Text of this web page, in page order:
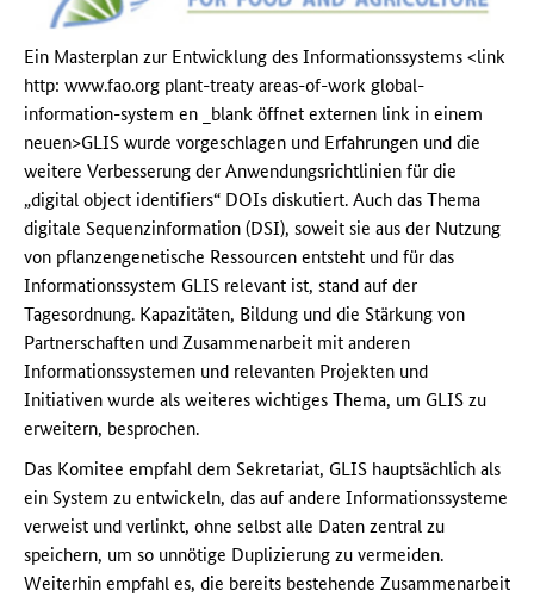
Ein Masterplan zur Entwicklung des Informationssystems <link
http: www.fao.org plant-treaty areas-of-work global-
information-system en _blank öffnet externen link in einem
neuen>GLIS wurde vorgeschlagen und Erfahrungen und die
weitere Verbesserung der Anwendungsrichtlinien für die
„digital object identifiers“ DOIs diskutiert. Auch das Thema
digitale Sequenzinformation (DSI), soweit sie aus der Nutzung
von pflanzengenetische Ressourcen entsteht und für das
Informationssystem GLIS relevant ist, stand auf der
Tagesordnung. Kapazitäten, Bildung und die Stärkung von
Partnerschaften und Zusammenarbeit mit anderen
Informationssystemen und relevanten Projekten und
Initiativen wurde als weiteres wichtiges Thema, um GLIS zu
erweitern, besprochen.
Das Komitee empfahl dem Sekretariat, GLIS hauptsächlich als
ein System zu entwickeln, das auf andere Informationssysteme
verweist und verlinkt, ohne selbst alle Daten zentral zu
speichern, um so unnötige Duplizierung zu vermeiden.
Weiterhin empfahl es, die bereits bestehende Zusammenarbeit